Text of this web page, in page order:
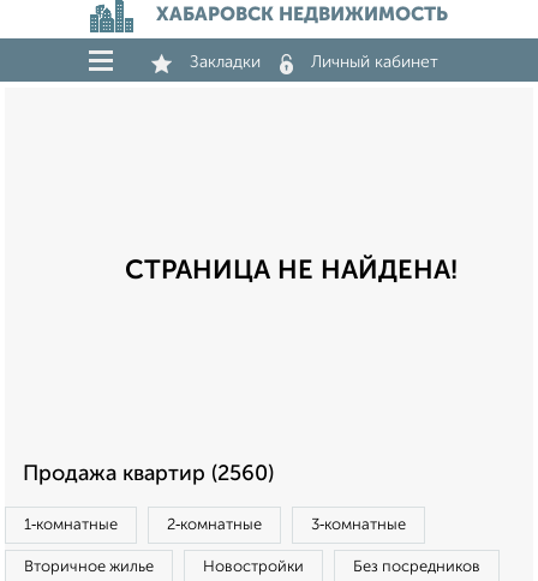
ХАБАРОВСК НЕДВИЖИМОСТЬ
Закладки Личный кабинет
СТРАНИЦА НЕ НАЙДЕНА!
Продажа квартир (2560)
1‑комнатные 2‑комнатные 3‑комнатные
Вторичное жилье Новостройки Без посредников